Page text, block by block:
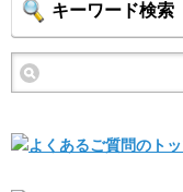
キーワード検索